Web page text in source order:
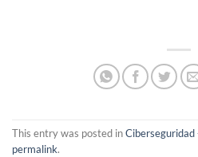
This entry was posted inCiberseguridad
permalink.